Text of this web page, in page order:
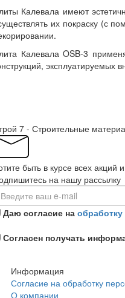
Калевала имеют
их покраску (с
Калевала OSB-3
эксплуатируемых
7 - Строительные
быть в курсе всех акций
на нашу рассылку
Даю согласие на
Согласен получать
Информация
Согласие на обработку
О компании